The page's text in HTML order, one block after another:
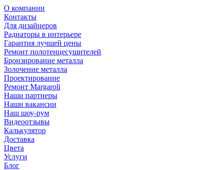
О компании
Контакты
Для дизайнеров
Радиаторы в интерьере
Гарантия лучшей цены
Ремонт полотенцесушителей
Бронзирование металла
Золочение металла
Проектирование
Ремонт Margaroli
Наши партнеры
Наши вакансии
Наш шоу-рум
Видеоотзывы
Калькулятор
Доставка
Цвета
Услуги
Блог